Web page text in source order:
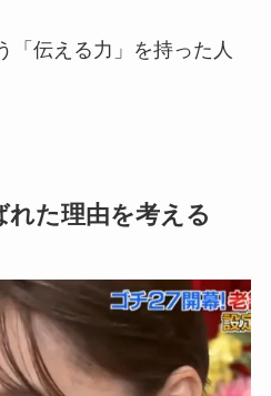
「伝える力」を持った人
た理由を考える